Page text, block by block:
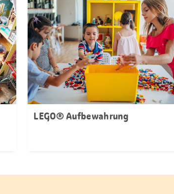
LEGO® Aufbewahrung